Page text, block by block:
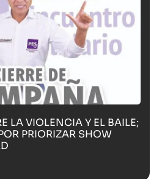
LA VIOLENCIA Y EL BAILE;
PRIORIZAR SHOW